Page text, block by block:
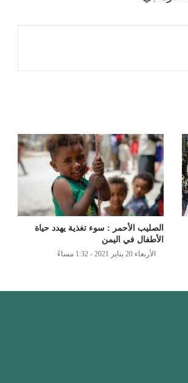
الصليب الأحمر : سوء تغذية يهدد حياة
الأطفال في اليمن
الأربعاء 20 يناير 2021 - 1:32 مساءً